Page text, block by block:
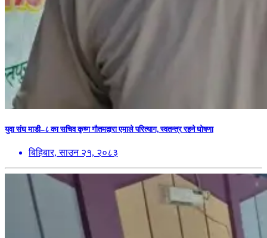
युवा संघ माडी–८ का सचिव कृष्ण गौतमद्वारा एमाले परित्याग, स्वतन्त्र रहने घोषणा
बिहिबार, साउन २१, २०८३